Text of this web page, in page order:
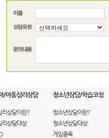
/아동심리상담 청소년상담/학습코칭
리상담이란?
리상담대상
청소년상담이란?
청소년상담대상
게임중독